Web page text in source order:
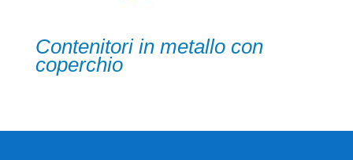
Contenitori in metallo con
coperchio